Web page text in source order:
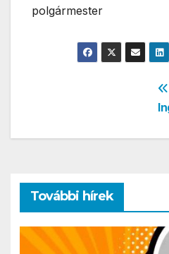
polgármester
További hírek